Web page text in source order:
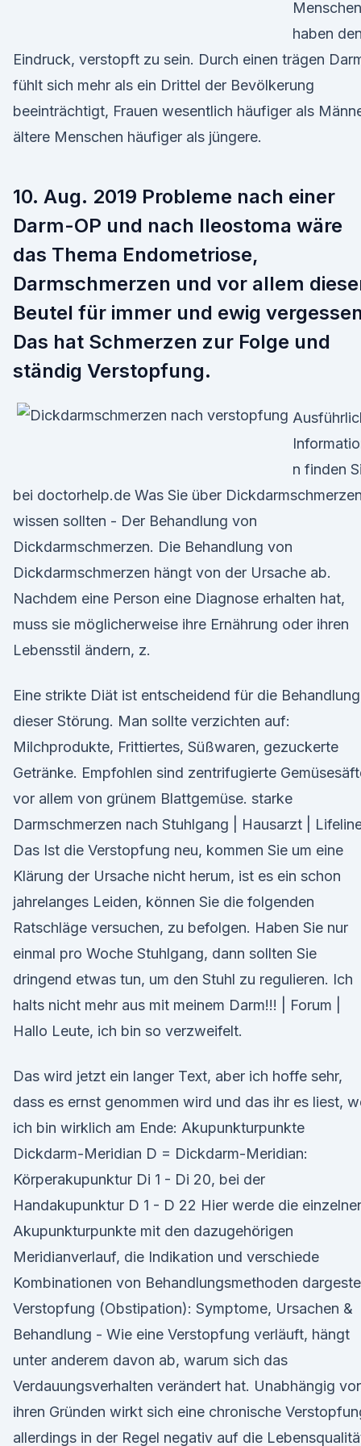
Menschen
haben den
Eindruck, verstopft zu sein. Durch einen trägen
fühlt sich mehr als ein Drittel der Bevölkerung
beeinträchtigt, Frauen wesentlich häufiger als
ältere Menschen häufiger als jüngere.
10. Aug. 2019 Probleme nach einer
Darm-OP und nach Ileostoma wäre
das Thema Endometriose,
Darmschmerzen und vor allem
Beutel für immer und ewig
Das hat Schmerzen zur Folge und
ständig Verstopfung.
n finden
bei doctorhelp.de Was Sie über Dickdarmschmerzen
wissen sollten - Der Behandlung von
Dickdarmschmerzen. Die Behandlung von
Dickdarmschmerzen hängt von der Ursache ab.
Nachdem eine Person eine Diagnose erhalten hat,
muss sie möglicherweise ihre Ernährung oder ihren
Lebensstil ändern, z.
Eine strikte Diät ist entscheidend für die Behandlung
dieser Störung. Man sollte verzichten auf:
Milchprodukte, Frittiertes, Süßwaren, gezuckerte
Getränke. Empfohlen sind zentrifugierte
vor allem von grünem Blattgemüse. starke
Darmschmerzen nach Stuhlgang | Hausarzt | Lifeline
Das Ist die Verstopfung neu, kommen Sie um eine
Klärung der Ursache nicht herum, ist es ein schon
jahrelanges Leiden, können Sie die folgenden
Ratschläge versuchen, zu befolgen. Haben Sie nur
einmal pro Woche Stuhlgang, dann sollten Sie
dringend etwas tun, um den Stuhl zu regulieren. Ich
halts nicht mehr aus mit meinem Darm!!! | Forum |
Hallo Leute, ich bin so verzweifelt.
Das wird jetzt ein langer Text, aber ich hoffe sehr,
dass es ernst genommen wird und das ihr es liest,
ich bin wirklich am Ende: Akupunkturpunkte
Dickdarm-Meridian D = Dickdarm-Meridian:
Körperakupunktur Di 1 - Di 20, bei der
Handakupunktur D 1 - D 22 Hier werde die
Akupunkturpunkte mit den dazugehörigen
Meridianverlauf, die Indikation und verschiede
Kombinationen von Behandlungsmethoden
Verstopfung (Obstipation): Symptome, Ursachen &
Behandlung - Wie eine Verstopfung verläuft, hängt
unter anderem davon ab, warum sich das
Verdauungsverhalten verändert hat. Unabhängig
ihren Gründen wirkt sich eine chronische
allerdings in der Regel negativ auf die